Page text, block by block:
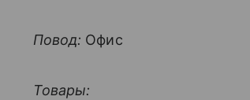
Повод: Офис
Товары: